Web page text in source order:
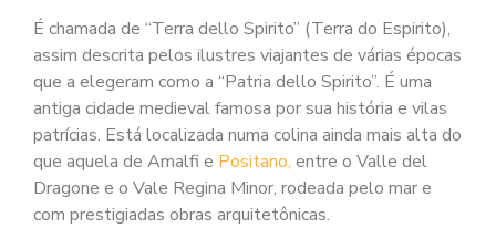
É chamada de “Terra dello Spirito” (Terra do Espirito),
assim descrita pelos ilustres viajantes de várias épocas
que a elegeram como a “Patria dello Spirito”. É uma
antiga cidade medieval famosa por sua história e vilas
patrícias. Está localizada numa colina ainda mais alta do
que aquela de Amalfi e Positano, entre o Valle del
Dragone e o Vale Regina Minor, rodeada pelo mar e
com prestigiadas obras arquitetônicas.